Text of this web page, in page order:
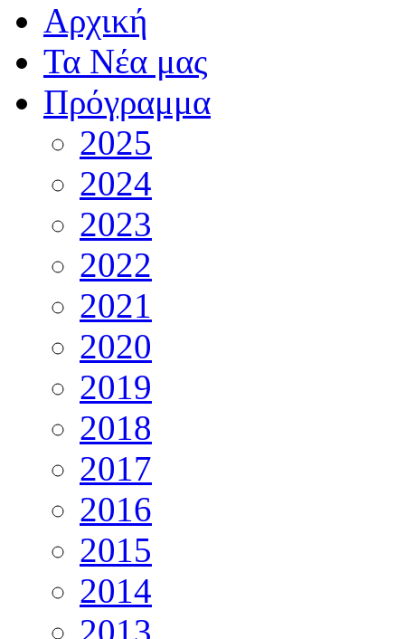
Αρχική
Τα Νέα μας
Πρόγραμμα
2025
2024
2023
2022
2021
2020
2019
2018
2017
2016
2015
2014